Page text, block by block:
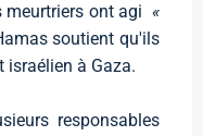
ont agi «
soutient qu'ils
israélien à Gaza.
responsables